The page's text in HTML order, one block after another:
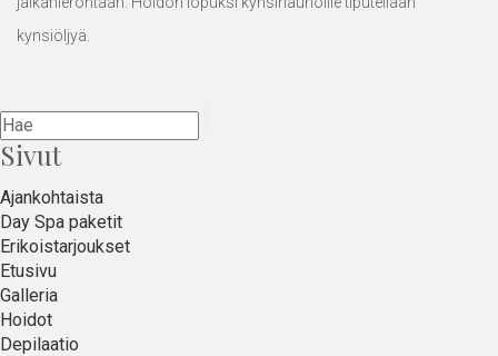
kynsiöljyä.
Sivut
Ajankohtaista
Day Spa paketit
Erikoistarjoukset
Etusivu
Galleria
Hoidot
Depilaatio